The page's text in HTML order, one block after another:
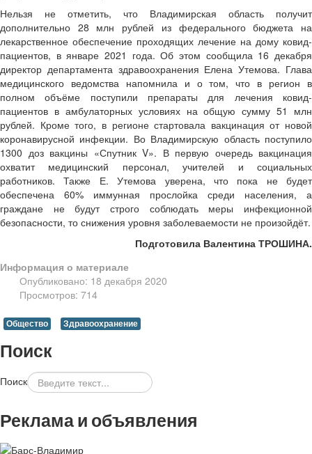
Нельзя не отметить, что Владимирская область получит
дополнительно 28 млн рублей из федерального бюджета на
лекарственное обеспечение проходящих лечение на дому ковид-
пациентов, в январе 2021 года. Об этом сообщила 16 декабря
директор департамента здравоохранения Елена Утемова. Глава
медицинского ведомства напомнила и о том, что в регион в
полном объёме поступили препараты для лечения ковид-
пациентов в амбулаторных условиях на общую сумму 51 млн
рублей. Кроме того, в регионе стартовала вакцинация от новой
коронавирусной инфекции. Во Владимирскую область поступило
1300 доз вакцины «Спутник V». В первую очередь вакцинация
охватит медицинский персонал, учителей и социальных
работников. Также Е. Утемова уверена, что пока не будет
обеспечена 60% иммунная прослойка среди населения, а
граждане не будут строго соблюдать меры инфекционной
безопасности, то снижения уровня заболеваемости не произойдёт.
Подготовила Валентина ТРОШИНА.
Информация о материале
Опубликовано: 18 декабря 2020
Просмотров: 714
Общество Здравоохранение
Поиск
Поиск
Реклама и объявления